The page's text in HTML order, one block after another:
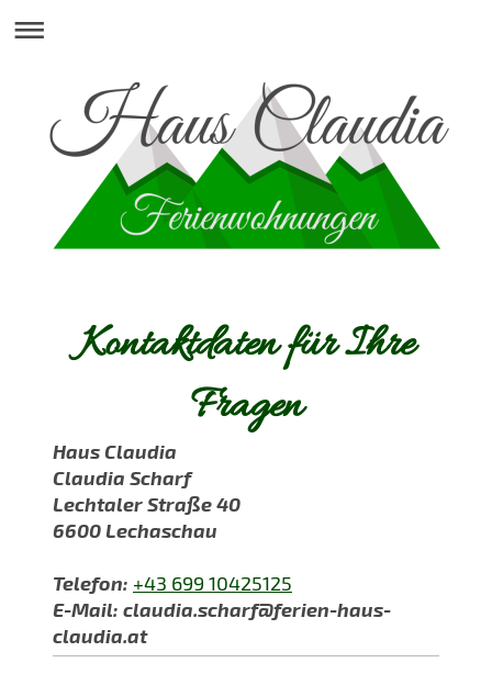
Kontaktdaten für Ihre
Fragen
Haus Claudia
Claudia Scharf
Lechtaler Straße 40
6600 Lechaschau
Telefon: +43 699 10425125
E-Mail: claudia.scharf@ferien-haus-
claudia.at